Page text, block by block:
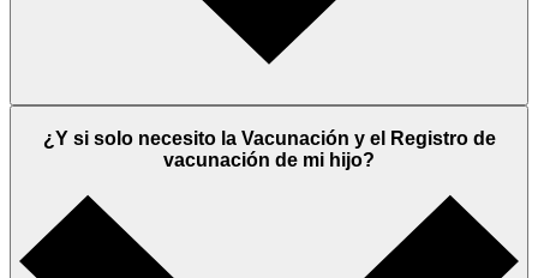
¿Y si solo necesito la Vacunación y el Registro de
vacunación de mi hijo?